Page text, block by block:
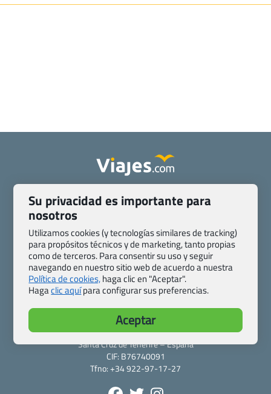
Quienes somos
Contacto
Pasaporte, Visado, Salud y otras disposiciones específicas
Blog de Viajes.com
Preguntas frecuentes
Condiciones generales
Política de privacidad y cookies
Transparencia
Todas las páginas – sitemap
Viajes.com
Last Minute Express S.L.U.
c/ Drago, CC HLS, Local 13
38660 Miraverde – Adeje
Santa Cruz de Tenerife – España
CIF: B76740091
Tfno: +34 922-97-17-27
Su privacidad es importante para
nosotros
Utilizamos cookies (y tecnologías similares de tracking)
para propósitos técnicos y de marketing, tanto propias
como de terceros. Para consentir su uso y seguir
navegando en nuestro sitio web de acuerdo a nuestra
Política de cookies,haga clic en "Aceptar".
Hagaclic aquípara configurar sus preferencias.
Aceptar